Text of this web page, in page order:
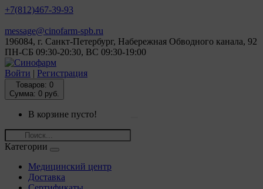
+7(812)467-39-93
message@cinofarm-spb.ru
196084, г. Санкт-Петербург, Набережная Обводного канала, 92
ПН-СБ 09:30-20:30, ВС 09:30-19:00
Войти | Регистрация
Товаров: 0
Сумма: 0 руб.
В корзине пусто!
Категории
Медицинский центр
Доставка